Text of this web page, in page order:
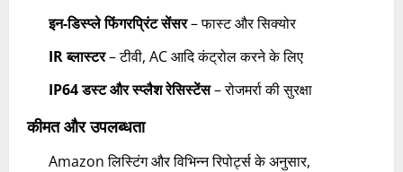
इन-डिस्प्ले फिंगरप्रिंट सेंसर– फास्ट और सिक्योर
IR ब्लास्टर– टीवी, AC आदि कंट्रोल करने के लिए
IP64 डस्ट और स्प्लैश रेसिस्टेंस– रोजमर्रा की सुरक्षा
कीमत और उपलब्धता
Amazon लिस्टिंग और विभिन्न रिपोर्ट्स के अनुसार,